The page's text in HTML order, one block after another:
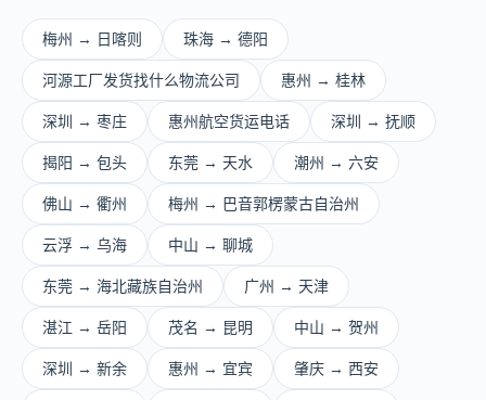
梅州 → 日喀则 珠海 → 德阳
河源工厂发货找什么物流公司 惠州 → 桂林
深圳 → 枣庄 惠州航空货运电话 深圳 → 抚顺
揭阳 → 包头 东莞 → 天水 潮州 → 六安
佛山 → 衢州 梅州 → 巴音郭楞蒙古自治州
云浮 → 乌海 中山 → 聊城
东莞 → 海北藏族自治州 广州 → 天津
湛江 → 岳阳 茂名 → 昆明 中山 → 贺州
深圳 → 新余 惠州 → 宜宾 肇庆 → 西安